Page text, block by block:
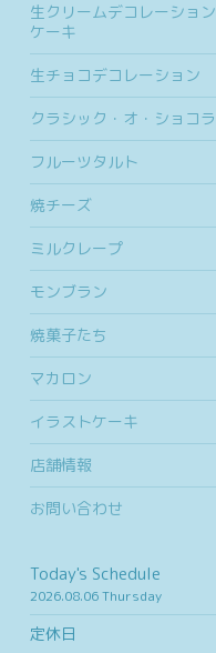
生クリームデコレーション
ケーキ
生チョコデコレーション
クラシック・オ・ショコラ
フルーツタルト
焼チーズ
ミルクレープ
モンブラン
焼菓子たち
マカロン
イラストケーキ
店舗情報
お問い合わせ
Today's Schedule
2026.08.06 Thursday
定休日